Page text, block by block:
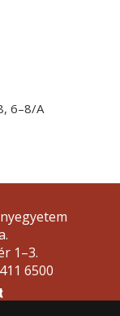
6–8/A
1–3.
6500